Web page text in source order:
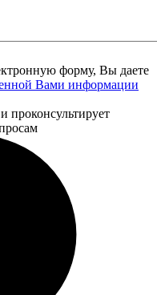
форму, Вы даете
Вами информации
проконсультирует